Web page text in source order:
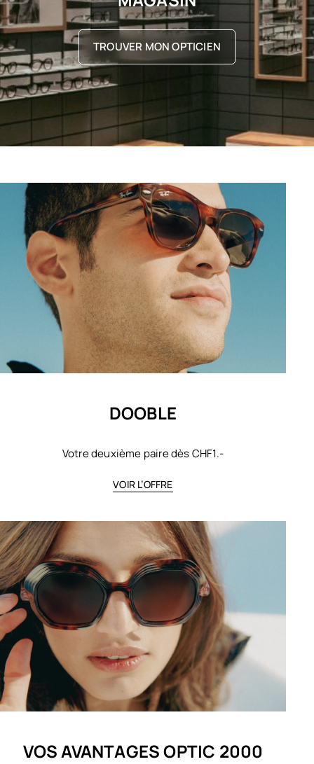
TROUVER MON OPTICIEN
DOOBLE
Votre deuxième paire dès CHF1.-
VOIR L’OFFRE
VOS AVANTAGES OPTIC 2000